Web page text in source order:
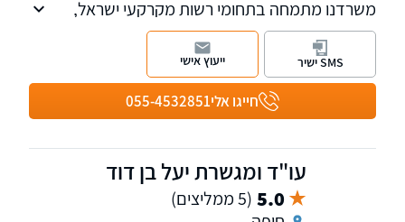
משרדנו מתמחה בתחומי רשות מקרקעי ישראל,
המגזר החקלאי, דיני מושבים וקיבוצים, מקרקעין,
צוואות וירושות ומשפט מסחרי על כל רבדיו.
חייגו אלי055-4532851
SMS ישיר ייעוץ אישי
עו"ד ומגשרת יעל בן דוד
5.0 (5 ממליצים)